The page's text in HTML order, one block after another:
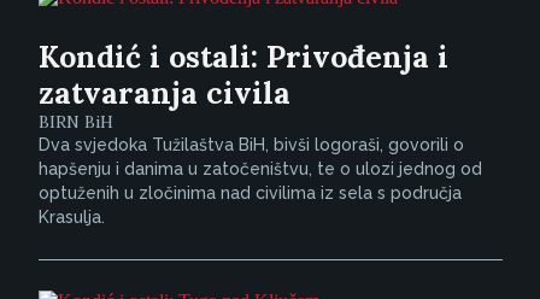
Kondić i ostali: Privođenja i
zatvaranja civila
BIRN BiH
Dva svjedoka Tužilaštva BiH, bivši logoraši, govorili o
hapšenju i danima u zatočeništvu, te o ulozi jednog od
optuženih u zločinima nad civilima iz sela s područja
Krasulja.